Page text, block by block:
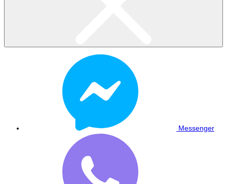
Messenger